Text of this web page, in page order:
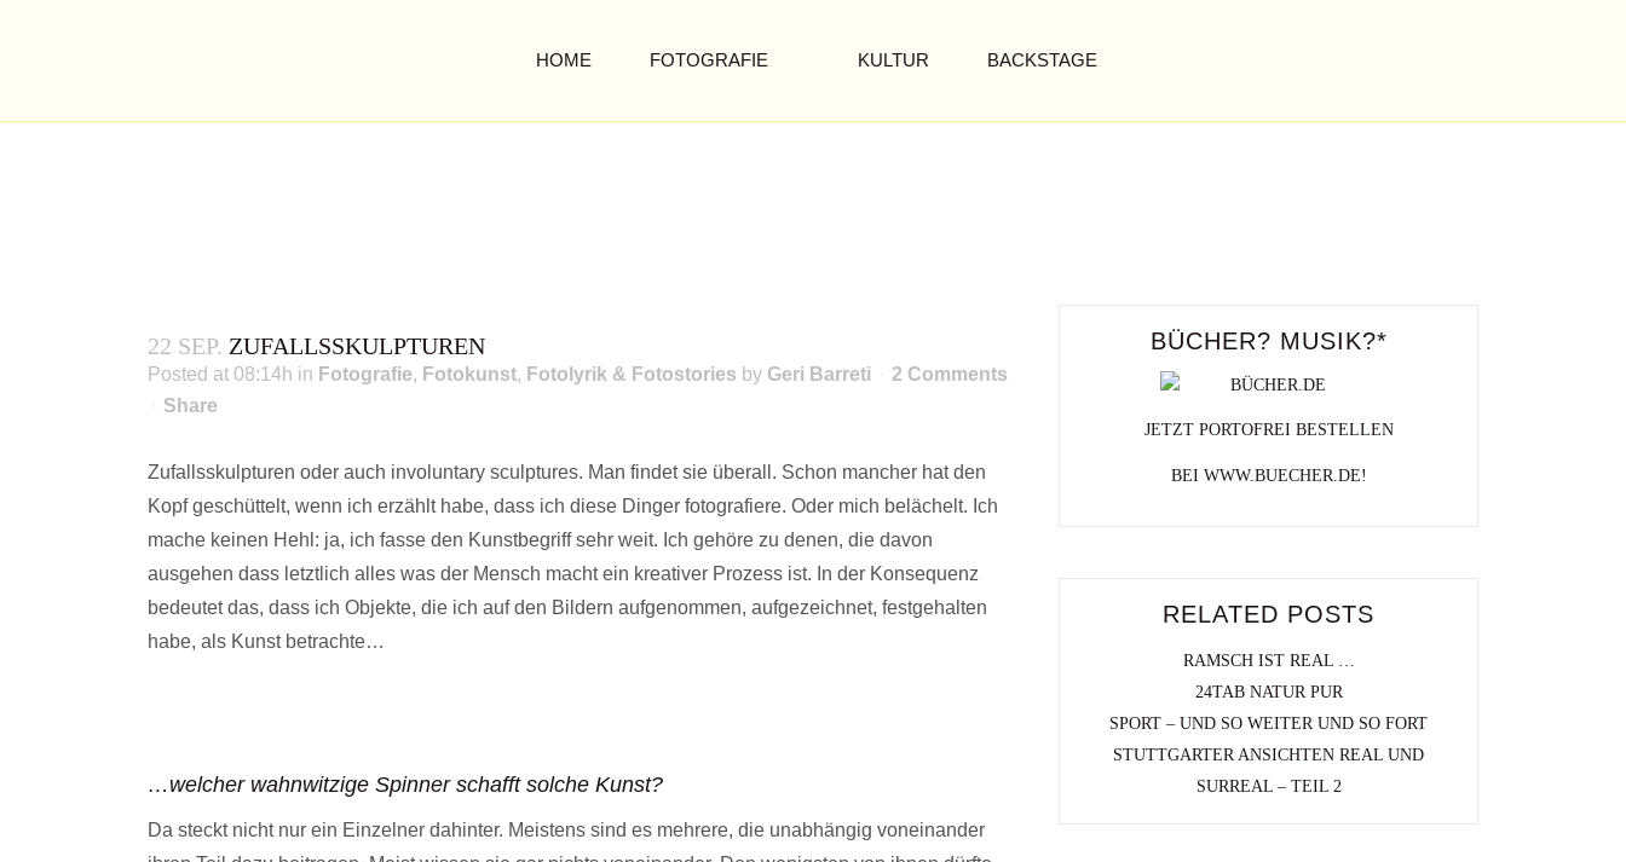
HOME FOTOGRAFIE KULTUR BACKSTAGE
22 SEP. ZUFALLSSKULPTUREN
Posted at 08:14h in Fotografie, Fotokunst, Fotolyrik & Fotostories by Geri Barreti
2 Comments
Share
Zufallsskulpturen oder auch involuntary sculptures. Man findet sie überall. Schon mancher hat den
Kopf geschüttelt, wenn ich erzählt habe, dass ich diese Dinger fotografiere. Oder mich belächelt. Ich
mache keinen Hehl: ja, ich fasse den Kunstbegriff sehr weit. Ich gehöre zu denen, die davon
ausgehen dass letztlich alles was der Mensch macht ein kreativer Prozess ist. In der Konsequenz
bedeutet das, dass ich Objekte, die ich auf den Bildern aufgenommen, aufgezeichnet, festgehalten
habe, als Kunst betrachte…
…welcher wahnwitzige Spinner schafft solche Kunst?
Da steckt nicht nur ein Einzelner dahinter. Meistens sind es mehrere, die unabhängig voneinander
BÜCHER? MUSIK?*
JETZT PORTOFREI BESTELLEN
BEI WWW.BUECHER.DE!
RELATED POSTS
RAMSCH IST REAL …
24TAB NATUR PUR
SPORT – UND SO WEITER UND SO FORT
STUTTGARTER ANSICHTEN REAL UND
SURREAL – TEIL 2